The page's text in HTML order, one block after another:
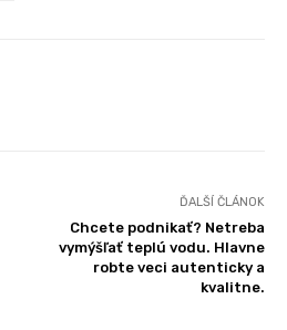
ĎALŠÍ ČLÁNOK
Chcete podnikať? Netreba
vymýšľať teplú vodu. Hlavne
robte veci autenticky a
kvalitne.